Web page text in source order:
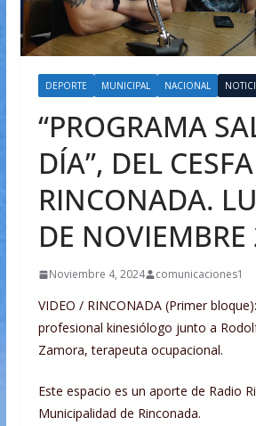
DEPORTE MUNICIPAL NACIONAL
“PROGRAMA
DÍA”, DEL
RINCONADA.
DE
Noviembre 4, 2024 comunicaciones1
VIDEO / RINCONADA (Primer
profesional kinesiólogo junto a
Zamora, terapeuta ocupacional.
Este espacio es un aporte de Radio
Municipalidad de Rinconada.